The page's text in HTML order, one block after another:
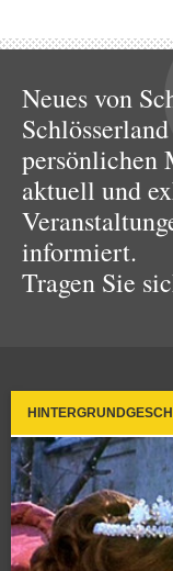
Neues von
persönlichen
aktuell und
informiert.
Tragen Sie